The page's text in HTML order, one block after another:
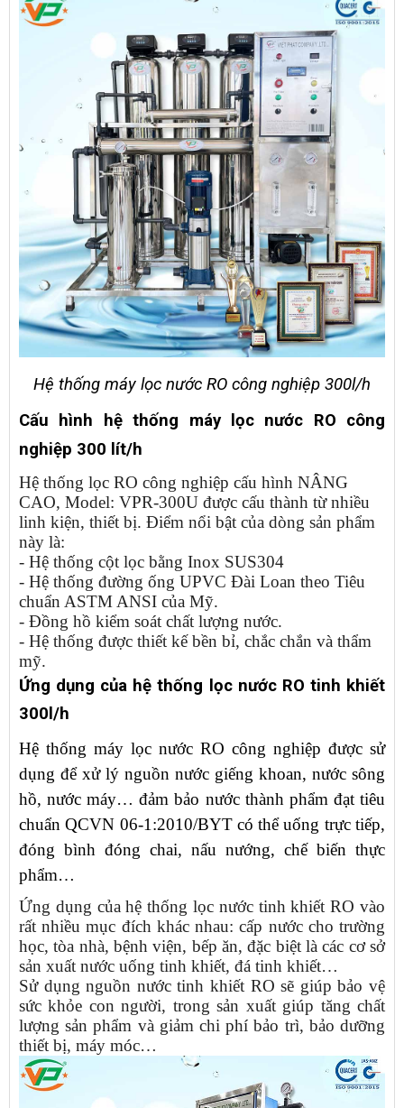
Hệ thống máy lọc nước RO công nghiệp 300l/h
Cấu hình hệ thống máy lọc nước RO công
nghiệp 300 lít/h
Hệ thống lọc RO công nghiệp cấu hình NÂNG
CAO, Model: VPR-300U được cấu thành từ nhiều
linh kiện, thiết bị. Điểm nổi bật của dòng sản phẩm
này là:
- Hệ thống cột lọc bằng Inox SUS304
- Hệ thống đường ống UPVC Đài Loan theo Tiêu
chuẩn ASTM ANSI của Mỹ.
- Đồng hồ kiểm soát chất lượng nước.
- Hệ thống được thiết kế bền bỉ, chắc chắn và thẩm
mỹ.
Ứng dụng của hệ thống lọc nước RO tinh khiết
300l/h
Hệ thống máy lọc nước RO công nghiệp được sử
dụng để xử lý nguồn nước giếng khoan, nước sông
hồ, nước máy… đảm bảo nước thành phẩm đạt tiêu
chuẩn QCVN 06-1:2010/BYT có thể uống trực tiếp,
đóng bình đóng chai, nấu nướng, chế biến thực
phẩm…
Ứng dụng của hệ thống lọc nước tinh khiết RO vào
rất nhiều mục đích khác nhau: cấp nước cho trường
học, tòa nhà, bệnh viện, bếp ăn, đặc biệt là các cơ sở
sản xuất nước uống tinh khiết, đá tinh khiết…
Sử dụng nguồn nước tinh khiết RO sẽ giúp bảo vệ
sức khỏe con người, trong sản xuất giúp tăng chất
lượng sản phẩm và giảm chi phí bảo trì, bảo dưỡng
thiết bị, máy móc…